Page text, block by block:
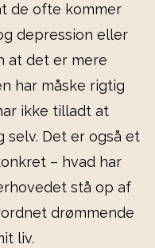
de ofte kommer
depression eller
at det er mere
har måske rigtig
ikke tilladt at
selv. Det er også et
– hvad har
stå op af
drømmende
liv.